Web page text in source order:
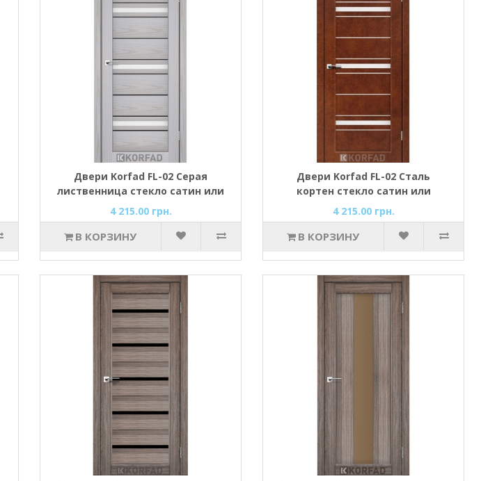
Двери Korfad FL-02 Серая
лиственница стекло сатин или
черное
4 215.00 грн.
В КОРЗИНУ
Двери Korfad FL-02 Сталь
кортен стекло сатин или
черное
4 215.00 грн.
В КОРЗИНУ